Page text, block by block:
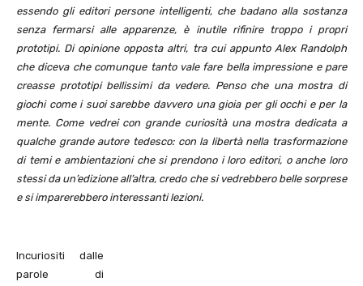
essendo gli editori persone intelligenti, che badano alla sostanza
senza fermarsi alle apparenze, è inutile rifinire troppo i propri
prototipi. Di opinione opposta altri, tra cui appunto Alex Randolph
che diceva che comunque tanto vale fare bella impressione e pare
creasse prototipi bellissimi da vedere. Penso che una mostra di
giochi come i suoi sarebbe davvero una gioia per gli occhi e per la
mente. Come vedrei con grande curiosità una mostra dedicata a
qualche grande autore tedesco: con la libertà nella trasformazione
di temi e ambientazioni che si prendono i loro editori, o anche loro
stessi da un’edizione all’altra, credo che si vedrebbero belle sorprese
e si imparerebbero interessanti lezioni.
Incuriositi dalle
parole di